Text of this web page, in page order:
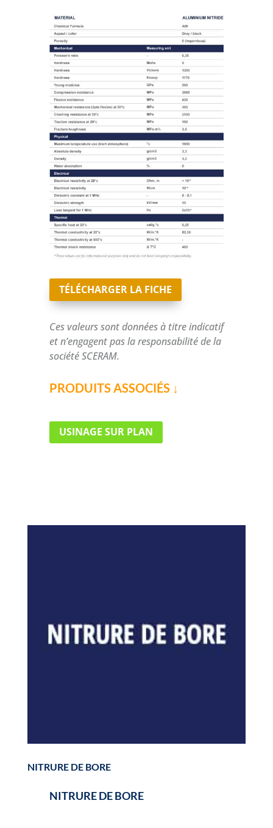
TÉLÉCHARGER LA FICHE
Ces valeurs sont données à titre indicatif
et n’engagent pas la responsabilité de la
société SCERAM.
PRODUITS ASSOCIÉS ↓
USINAGE SUR PLAN
NITRURE DE BORE
NITRURE DE BORE